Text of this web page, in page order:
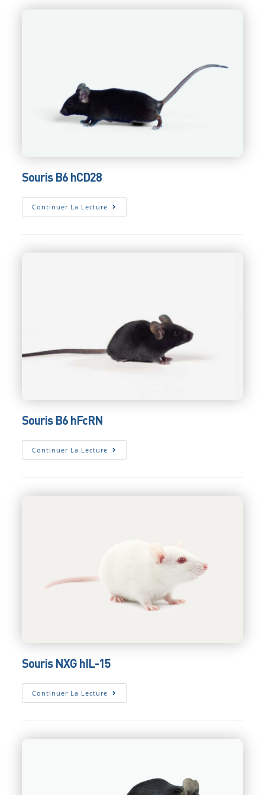
Souris B6 hCD28
Continuer La Lecture Souris
B6
Souris B6 hFcRN
Continuer La Lecture Souris
B6
Souris NXG hIL-15
Continuer La Lecture Souris
NXG